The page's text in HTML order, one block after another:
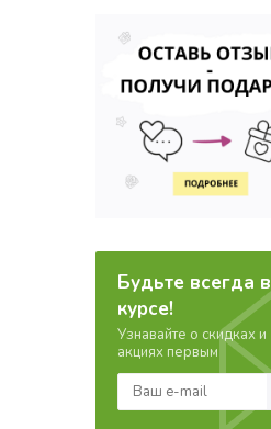
Будьте всегда в
курсе!
Узнавайте о скидках и
акциях первым